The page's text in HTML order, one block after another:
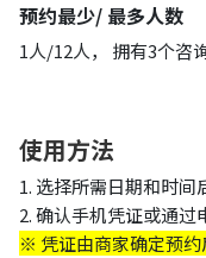
预约最少/ 最多人数
1人/12人， 拥有3个咨
使用方法
1. 选择所需日期和时间
2. 确认手机凭证或通过
※ 凭证由商家确定预约